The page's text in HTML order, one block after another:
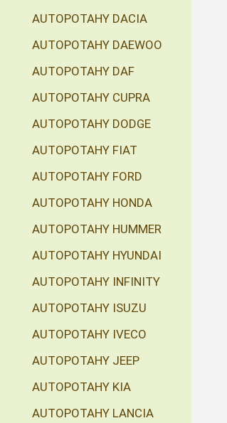
AUTOPOTAHY DACIA
AUTOPOTAHY DAEWOO
AUTOPOTAHY DAF
AUTOPOTAHY CUPRA
AUTOPOTAHY DODGE
AUTOPOTAHY FIAT
AUTOPOTAHY FORD
AUTOPOTAHY HONDA
AUTOPOTAHY HUMMER
AUTOPOTAHY HYUNDAI
AUTOPOTAHY INFINITY
AUTOPOTAHY ISUZU
AUTOPOTAHY IVECO
AUTOPOTAHY JEEP
AUTOPOTAHY KIA
AUTOPOTAHY LANCIA